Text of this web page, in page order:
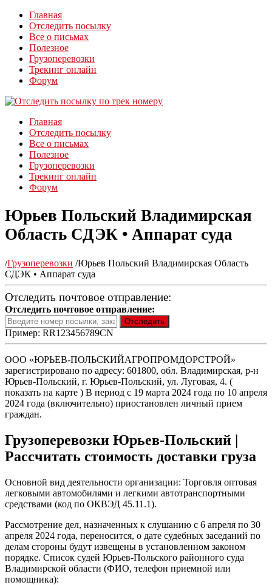
Главная
Отследить посылку
Все о письмах
Полезное
Грузоперевозки
Трекинг онлайн
Форум
Главная
Отследить посылку
Все о письмах
Полезное
Грузоперевозки
Трекинг онлайн
Форум
Юрьев Польский Владимирская
Область СДЭК • Аппарат суда
/Грузоперевозки /Юрьев Польский Владимирская Область
СДЭК • Аппарат суда
Отследить почтовое отправление:
Отследить почтовое отправление:
Пример: RR123456789CN
ООО «ЮРЬЕВ-ПОЛЬСКИЙАГРОПРОМДОРСТРОЙ»
зарегистрировано по адресу: 601800, обл. Владимирская, р-н
Юрьев-Польский, г. Юрьев-Польский, ул. Луговая, 4. (
показать на карте ) В период с 19 марта 2024 года по 10 апреля
2024 года (включительно) приостановлен личный прием
граждан.
Грузоперевозки Юрьев-Польский |
Рассчитать стоимость доставки груза
Основной вид деятельности организации: Торговля оптовая
легковыми автомобилями и легкими автотранспортными
средствами (код по ОКВЭД 45.11.1).
Рассмотрение дел, назначенных к слушанию с 6 апреля по 30
апреля 2024 года, переносится, о дате судебных заседаний по
делам стороны будут извещены в установленном законом
порядке. Список судей Юрьев-Польского районного суда
Владимирской области (ФИО, телефон приемной или
помощника):